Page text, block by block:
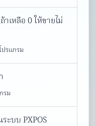
เหลือ 0 ให้ขายไม่
ปรแกรม
รม
ะบบ PXPOS